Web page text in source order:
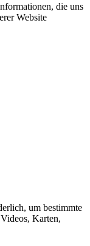
die uns
Website
um bestimmte
Karten,